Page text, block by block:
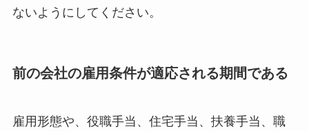
ないようにしてください。
前の会社の雇用条件が適応される期間である
雇用形態や、役職手当、住宅手当、扶養手当、職